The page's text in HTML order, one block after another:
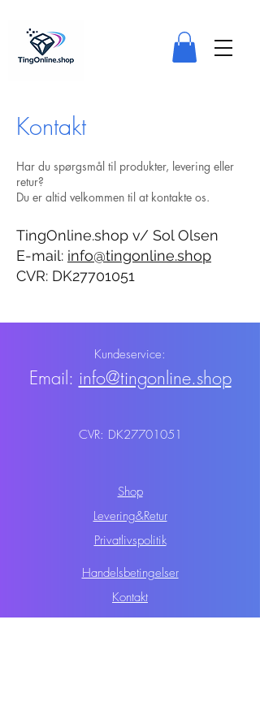
Kontakt
Har du spørgsmål til produkter, levering eller
retur?
Du er altid velkommen til at kontakte os.
TingOnline.shop v/ Sol Olsen
E-mail: info@tingonline.shop
CVR: DK27701051
Kundeservice:
Email: info@tingonline.shop
CVR: DK27701051
Shop
Levering&Retur
Privatlivspolitik
Handelsbetingelser
Kontakt